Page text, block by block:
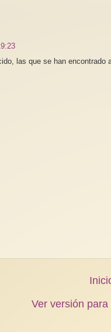
las que se han
Ver versión para